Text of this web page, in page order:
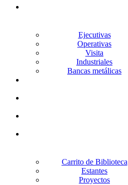
Ejecutivas
Operativas
Visita
Industriales
Bancas metálicas
Carrito de Biblioteca
Estantes
Proyectos